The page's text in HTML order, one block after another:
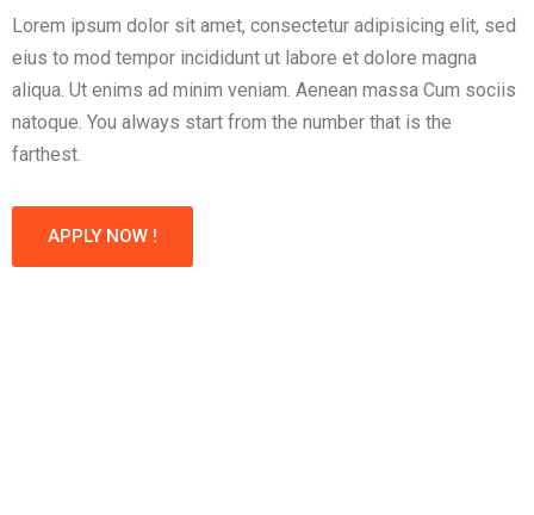
Lorem ipsum dolor sit amet, consectetur adipisicing elit, sed
eius to mod tempor incididunt ut labore et dolore magna
aliqua. Ut enims ad minim veniam. Aenean massa Cum sociis
natoque. You always start from the number that is the
farthest.
APPLY NOW !